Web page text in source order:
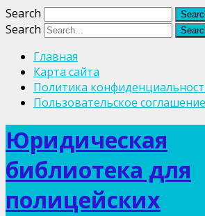
Search
Search
Главная
Карта сайта
Политика
Пользовательское соглашение
Юридическая
библиотека для
полицейских